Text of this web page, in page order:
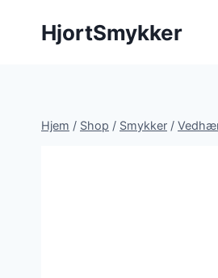
HjortSmykker
Hjem / Shop / Smykker /